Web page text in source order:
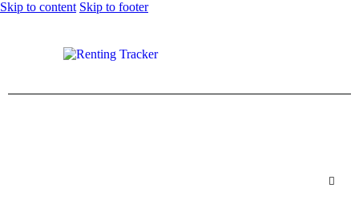
Skip to content Skip to footer